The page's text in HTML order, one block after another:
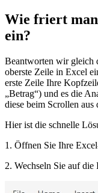
Wie friert
ein?
Beantworten wir gleich
oberste Zeile in Excel
erste Zeile Ihre
„Betrag“) und es die
diese beim Scrollen
Hier ist die schnelle
1. Öffnen Sie Ihre
2. Wechseln Sie auf die